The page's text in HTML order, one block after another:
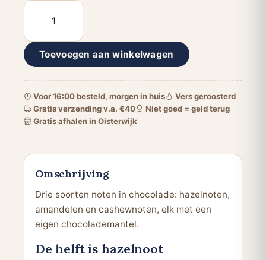
Choco
aantal
Toevoegen aan winkelwagen
Voor 16:00 besteld, morgen in huis
Vers geroosterd
Gratis verzending v.a. €40
Niet goed = geld terug
Gratis afhalen in Oisterwijk
Omschrijving
Drie soorten noten in chocolade: hazelnoten,
amandelen en cashewnoten, elk met een
eigen chocolademantel.
De helft is hazelnoot